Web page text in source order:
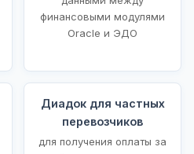
финансовыми модулями
Oracle и ЭДО
Диадок для частных
перевозчиков
для получения оплаты за